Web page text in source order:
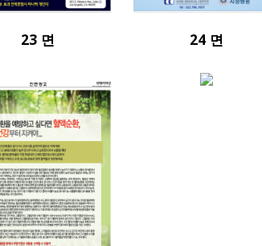
23 면 24 면